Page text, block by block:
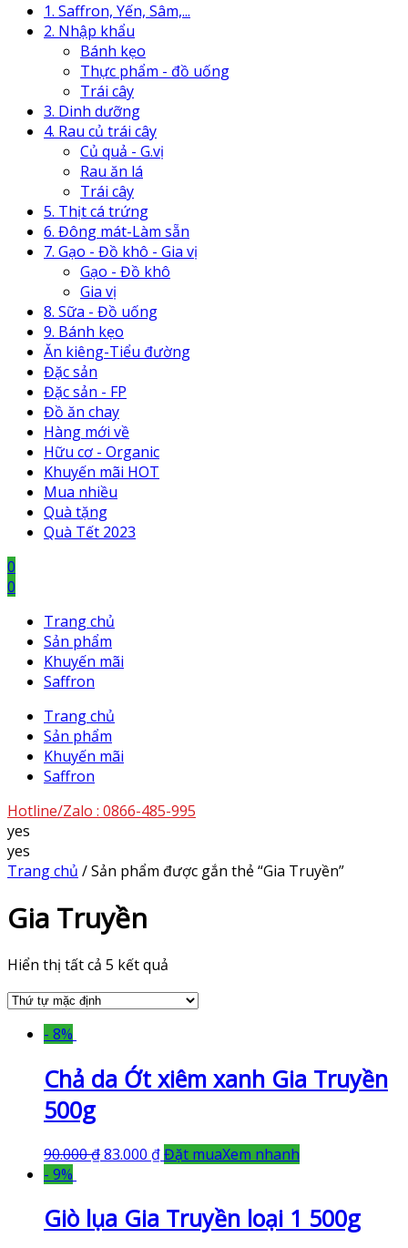
1. Saffron, Yến, Sâm,...
2. Nhập khẩu
Bánh kẹo
Thực phẩm - đồ uống
Trái cây
3. Dinh dưỡng
4. Rau củ trái cây
Củ quả - G.vị
Rau ăn lá
Trái cây
5. Thịt cá trứng
6. Đông mát-Làm sẵn
7. Gạo - Đồ khô - Gia vị
Gạo - Đồ khô
Gia vị
8. Sữa - Đồ uống
9. Bánh kẹo
Ăn kiêng-Tiểu đường
Đặc sản
Đặc sản - FP
Đồ ăn chay
Hàng mới về
Hữu cơ - Organic
Khuyến mãi HOT
Mua nhiều
Quà tặng
Quà Tết 2023
0
0
Trang chủ
Sản phẩm
Khuyến mãi
Saffron
Trang chủ
Sản phẩm
Khuyến mãi
Saffron
Hotline/Zalo : 0866-485-995
yes
yes
Trang chủ / Sản phẩm được gắn thẻ “Gia Truyền”
Gia Truyền
Hiển thị tất cả 5 kết quả
- 8%
Chả da Ớt xiêm xanh Gia Truyền
500g
90.000₫83.000 ₫Đặt muaXem nhanh
- 9%
Giò lụa Gia Truyền loại 1 500g